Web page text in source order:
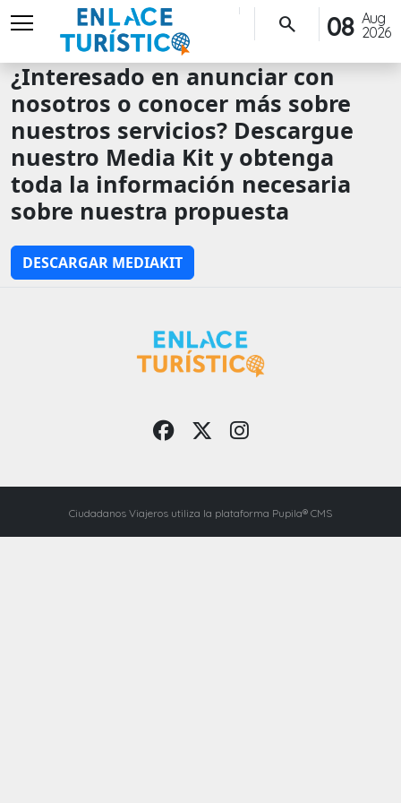
menu
Aug
2026
08
search
¿Interesado en anunciar con
nosotros o conocer más sobre
nuestros servicios? Descargue
nuestro Media Kit y obtenga
toda la información necesaria
sobre nuestra propuesta
DESCARGAR MEDIAKIT
Ciudadanos Viajeros utiliza la plataforma Pupila® CMS